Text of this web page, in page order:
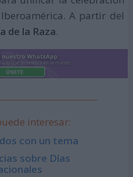
A partir del
de la Raza.
interesar:
con un tema
sobre Días